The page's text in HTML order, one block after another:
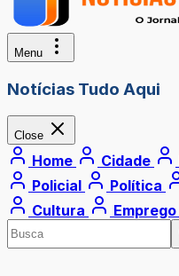
Menu
Notícias Tudo Aqui
Close
Home Cidade
Policial
Política
Cultura
Emprego